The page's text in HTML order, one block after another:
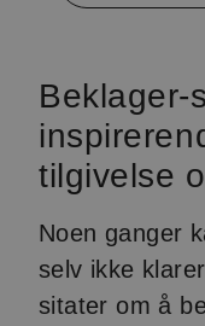
Beklager-
tilgivelse
Noen ganger
selv ikke
sitater om å